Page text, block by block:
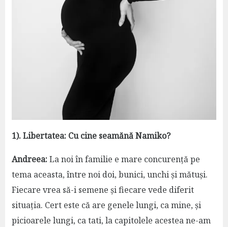
1). Libertatea: Cu cine seamănă Namiko?
Andreea:La noi în familie e mare concurență pe
tema aceasta, între noi doi, bunici, unchi și mătuși.
Fiecare vrea să-i semene și fiecare vede diferit
situația. Cert este că are genele lungi, ca mine, și
picioarele lungi, ca tati, la capitolele acestea ne-am